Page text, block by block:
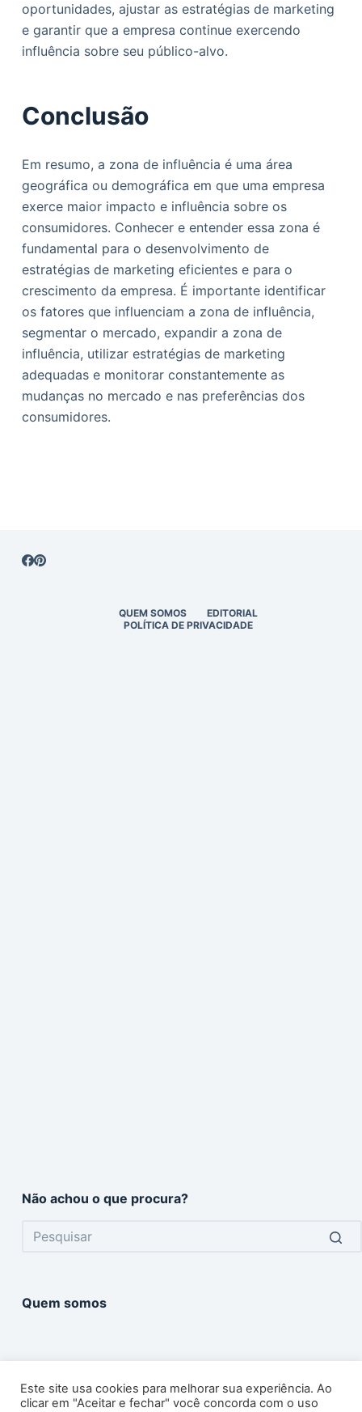
oportunidades, ajustar as estratégias de marketing
e garantir que a empresa continue exercendo
influência sobre seu público-alvo.
Conclusão
Em resumo, a zona de influência é uma área
geográfica ou demográfica em que uma empresa
exerce maior impacto e influência sobre os
consumidores. Conhecer e entender essa zona é
fundamental para o desenvolvimento de
estratégias de marketing eficientes e para o
crescimento da empresa. É importante identificar
os fatores que influenciam a zona de influência,
segmentar o mercado, expandir a zona de
influência, utilizar estratégias de marketing
adequadas e monitorar constantemente as
mudanças no mercado e nas preferências dos
consumidores.
QUEM SOMOS
EDITORIAL
POLÍTICA DE PRIVACIDADE
Não achou o que procura?
Quem somos
Este site usa cookies para melhorar sua experiência. Ao
clicar em "Aceitar e fechar" você concorda com o uso